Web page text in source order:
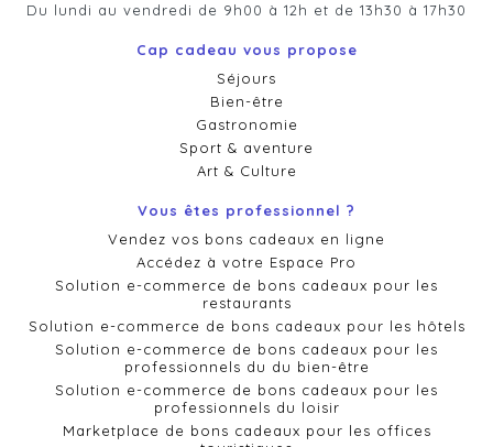
Du lundi au vendredi de 9h00 à 12h et de 13h30 à 17h30
Cap cadeau vous propose
Séjours
Bien-être
Gastronomie
Sport & aventure
Art & Culture
Vous êtes professionnel ?
Vendez vos bons cadeaux en ligne
Accédez à votre Espace Pro
Solution e-commerce de bons cadeaux pour les
restaurants
Solution e-commerce de bons cadeaux pour les hôtels
Solution e-commerce de bons cadeaux pour les
professionnels du du bien-être
Solution e-commerce de bons cadeaux pour les
professionnels du loisir
Marketplace de bons cadeaux pour les offices